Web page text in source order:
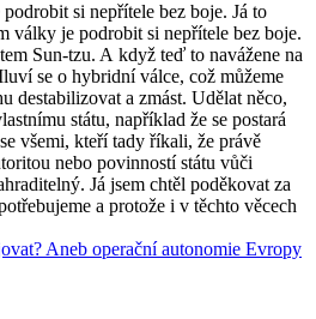
si nepřítele bez boje. Já to
války je podrobit si nepřítele bez boje.
Sun-tzu. A když teď to navážene na
se o hybridní válce, což můžeme
destabilizovat a zmást. Udělat něco,
státu, například že se postará
všemi, kteří tady říkali, že právě
nebo povinností státu vůči
Já jsem chtěl poděkovat za
a protože i v těchto věcech